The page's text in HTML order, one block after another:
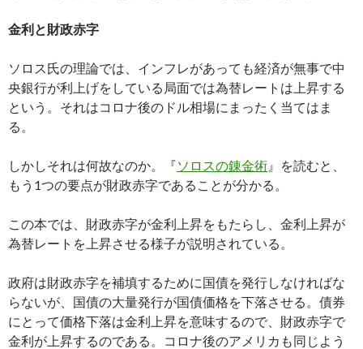
金利と財政赤字
ソロス氏の理論では、インフレがあっても経済が無事で中
央銀行が利上げをしている局面では為替レートは上昇する
という。それはコロナ後のドル相場にまったく当てはま
る。
しかしそれは何故なのか。『ソロスの錬金術 』を読むと、
もう1つの要点が財政赤字であることが分かる。
この本では、財政赤字が金利上昇をもたらし、金利上昇が
為替レートを上昇させる様子が説明されている。
政府は財政赤字を補填するために国債を発行しなければな
らないが、国債の大量発行が国債価格を下落させる。債券
にとって価格下落は金利上昇を意味するので、財政赤字で
金利が上昇するのである。コロナ後のアメリカも同じよう